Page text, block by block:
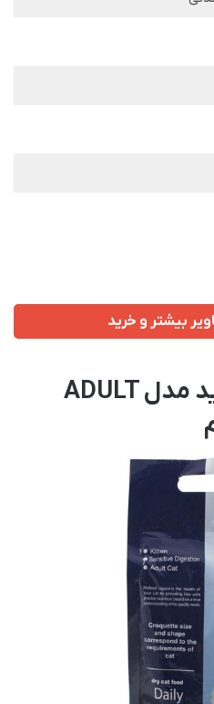
بیشتر و خرید
غذای گربه بالغ مفید مدل ADULT